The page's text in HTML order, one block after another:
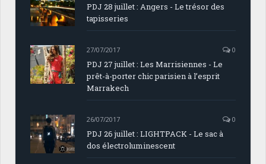
PDJ 28 juillet : Angers - Le trésor des
tapisseries
27/07/2017 0
PDJ 27 juillet : Les Marrisiennes - Le
prêt-à-porter chic parisien à l’esprit
Marrakech
26/07/2017 0
PDJ 26 juillet : LIGHTPACK - Le sac à
dos électroluminescent